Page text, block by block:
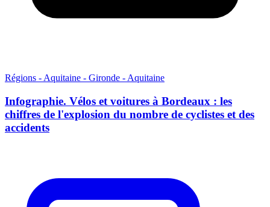
Régions - Aquitaine - Gironde - Aquitaine
Infographie. Vélos et voitures à Bordeaux : les
chiffres de l'explosion du nombre de cyclistes et des
accidents